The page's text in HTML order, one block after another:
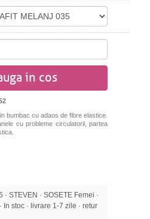
in cos
bumbac cu adaos de fibre elastice.
cu probleme circulatorii, partea
STEVEN · SOSETE Femei ·
In stoc · livrare 1-7 zile · retur